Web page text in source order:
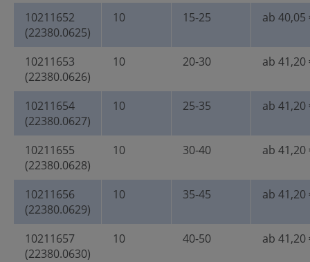
10211652
(22380.0625)
10 15-25 ab 40,05
10211653
(22380.0626)
10 20-30 ab 41,20
10211654
(22380.0627)
10 25-35 ab 41,20
10211655
(22380.0628)
10 30-40 ab 41,20
10211656
(22380.0629)
10 35-45 ab 41,20
10211657
(22380.0630)
10 40-50 ab 41,20